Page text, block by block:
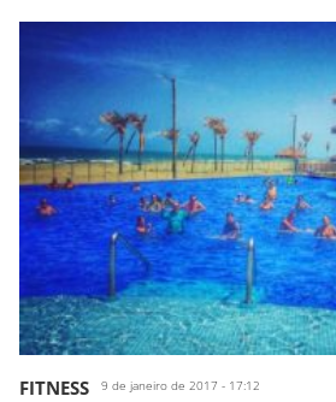
FITNESS 9 de janeiro de 2017 - 17:12